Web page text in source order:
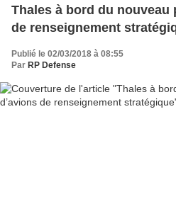
Thales à bord du nouveau
de renseignement
Publié le 02/03/2018 à 08:55
Par RP Defense